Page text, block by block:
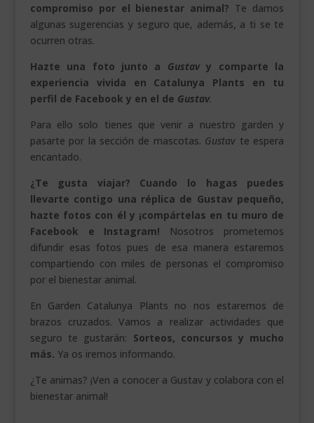
compromiso por el bienestar animal? Te damos
algunas sugerencias y seguro que, además, a ti se te
ocurren otras.
Hazte una foto junto a Gustavy comparte la
experiencia vivida en Catalunya Plants en tu
perfil de Facebook y en el de Gustav.
Para ello solo tienes que venir a nuestro garden y
pasarte por la sección de mascotas. Gustav te espera
encantado.
¿Te gusta viajar? Cuando lo hagas puedes
llevarte contigo una réplica de Gustav pequeño,
hazte fotos con él y ¡compártelas en tu muro de
Facebook e Instagram! Nosotros prometemos
difundir esas fotos pues de esa manera estaremos
compartiendo con miles de personas el compromiso
por el bienestar animal.
En Garden Catalunya Plants no nos estaremos de
brazos cruzados. Vamos a realizar actividades que
seguro te gustarán: Sorteos, concursos y mucho
más. Ya os iremos informando.
¿Te animas? ¡Ven a conocer a Gustav y colabora con el
bienestar animal!